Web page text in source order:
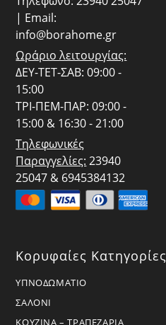
| Email:
info@borahome.gr
Ωράριο λειτουργίας:
ΔΕΥ-ΤΕΤ-ΣΑΒ: 09:00 -
15:00
ΤΡΙ-ΠΕΜ-ΠΑΡ: 09:00 -
15:00 & 16:30 - 21:00
Τηλεφωνικές
Παραγγελίες: 23940
25047 & 6945384132
Κορυφαίες Κατηγορίες
ΥΠΝΟΔΩΜΑΤΙΟ
ΣΑΛΟΝΙ
ΚΟΥΖΙΝΑ – ΤΡΑΠΕΖΑΡΙΑ